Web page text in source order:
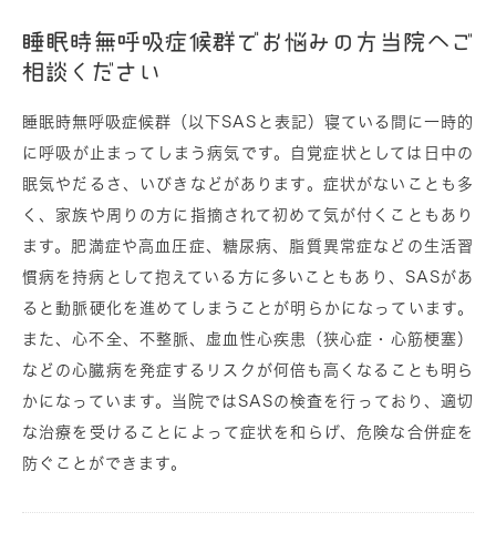
睡眠時無呼吸症候群でお悩みの方当院へご
相談ください
睡眠時無呼吸症候群（以下SASと表記） 寝ている間に一時的
に呼吸が止まってしまう病気です。自覚症状としては日中の
眠気やだるさ、いびきなどがあります。症状がないことも多
く、家族や周りの方に指摘されて初めて気が付くこともあり
ます。肥満症や高血圧症、糖尿病、脂質異常症などの生活習
慣病を持病として抱えている方に多いこともあり、SASがあ
ると動脈硬化を進めてしまうことが明らかになっています。
また、心不全、不整脈、虚血性心疾患（狭心症・心筋梗塞）
などの心臓病を発症するリスクが何倍も高くなることも明ら
かになっています。当院ではSASの検査を行っており、適切
な治療を受けることによって症状を和らげ、危険な合併症を
防ぐことができます。